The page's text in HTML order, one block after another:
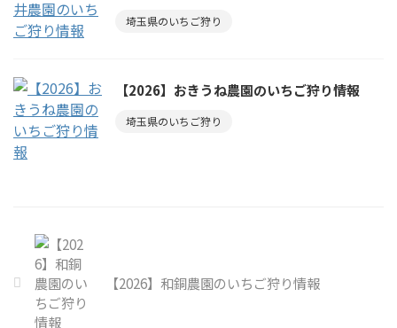
埼玉県のいちご狩り
【2026】おきうね農園のいちご狩り情報
埼玉県のいちご狩り
【2026】和銅農園のいちご狩り情報